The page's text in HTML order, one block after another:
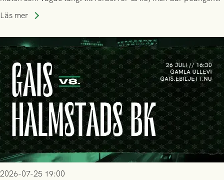
delades efter dramatik på tilläggstid.
Läs mer
2026-07-25 19:00